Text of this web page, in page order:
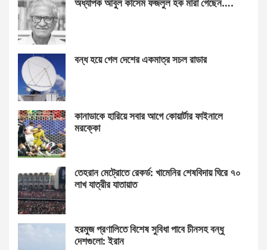
অধ্যাপক আবুল কাসেম ফজলুল হক মারা গেছেন….
বন্ধ হয়ে গেল দেশের একমাত্র সচল রাডার
কানাডাকে হারিয়ে সবার আগে কোয়ার্টার ফাইনালে
মরক্কো
তেহরান মেট্রোতে রেকর্ড: খামেনির শেষবিদায় ঘিরে ৭০
লাখ যাত্রীর যাতায়াত
হরমুজ প্রণালিতে বিশেষ সুবিধা পাবে চীনসহ বন্ধু
দেশগুলো: ইরান